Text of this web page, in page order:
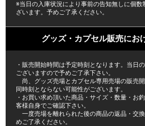
※当日の入庫状況により事前の告知無しに個
ざいます。予めご了承ください。
グッズ・カプセル販売にお
・販売開始時間は予定時刻となります。当日
ございますので予めご了承下さい。
尚、グッズ売場とカプセル専用売場の販売
同時刻とならない可能性がございます。
・お買い求め頂いた商品・サイズ・数量・お
客様自身でご確認下さい。
一度売場を離れられた後の商品の返品・交
めご了承ください。